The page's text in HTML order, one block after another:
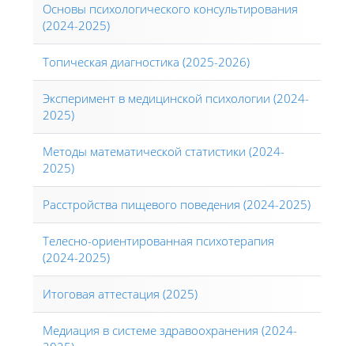
Основы психологического консультирования
(2024-2025)
Топическая диагностика (2025-2026)
Эксперимент в медицинской психологии (2024-
2025)
Методы математической статистики (2024-
2025)
Расстройства пищевого поведения (2024-2025)
Телесно-ориентированная психотерапия
(2024-2025)
Итоговая аттестация (2025)
Медиация в системе здравоохранения (2024-